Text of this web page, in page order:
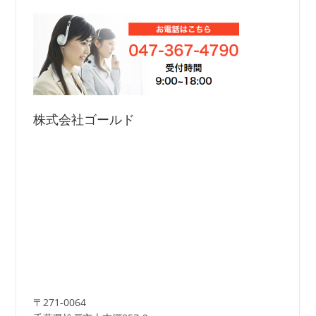
株式会社ゴールド
〒271-0064